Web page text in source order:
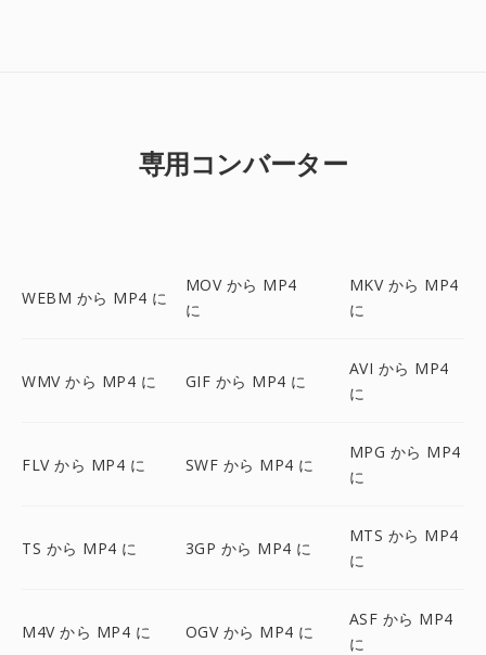
専用コンバーター
WEBM から MP4 に
MOV から MP4
に
MKV から MP4
に
WMV から MP4 に GIF から MP4 に
AVI から MP4
に
FLV から MP4 に SWF から MP4 に
MPG から MP4
に
TS から MP4 に 3GP から MP4 に
MTS から MP4
に
M4V から MP4 に OGV から MP4 に
ASF から MP4
に